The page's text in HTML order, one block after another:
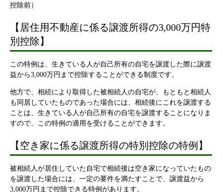
控除前）
【居住用不動産に係る譲渡所得の3,000万円特
別控除】
この特例は、生きている人が自己所有の自宅を譲渡した際に譲渡
益から3,000万円まで控除することができる制度です。
他方で、相続により取得した被相続人の自宅が、もともと相続人
も同居していたものであった場合には、相続後にこれを譲渡する
ことは、生きている人が自己所有の自宅を譲渡することになりま
すので、この特例の適用を受けることができます。
【空き家に係る譲渡所得の特別控除の特例】
被相続人が居住していた自宅で相続後は空き家になっていたもの
を譲渡した場合には、一定の要件を満たすことで、譲渡益から
3,000万円まで控除できる特例があります。